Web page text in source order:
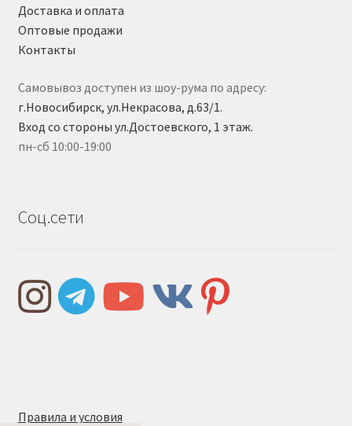
Доставка и оплата
Оптовые продажи
Контакты
Самовывоз доступен из шоу-рума по адресу:
г.Новосибирск, ул.Некрасова, д.63/1.
Вход со стороны ул.Достоевского, 1 этаж.
пн-сб 10:00-19:00
Соц.сети
Правила и условия